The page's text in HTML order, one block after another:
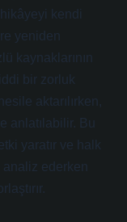
hikâyeyi kendi
yeniden
kaynaklarının
bir zorluk
aktarılırken,
anlatılabilir. Bu
yaratır ve halk
analiz ederken